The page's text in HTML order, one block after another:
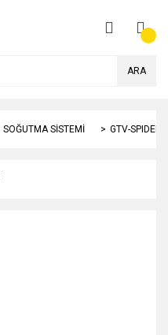
ARA
SOĞUTMA SİSTEMİ GTV-SPIDER